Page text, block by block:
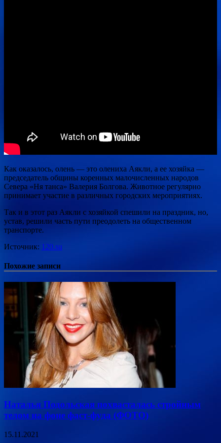
Как оказалось, олень — это олениха Аякли, а ее хозяйка —
председатель общины коренных малочисленных народов
Севера «Ня танса» Валерия Болгова. Животное регулярно
принимает участие в различных городских мероприятиях.
Так и в этот раз Аякли с хозяйкой спешили на праздник, но,
устав, решили часть пути преодолеть на общественном
транспорте.
Источник: 120.su
Похожие записи
Наталья Подольская похвасталась стройным
телом на фоне фаст-фуда (ФОТО)
15.11.2021